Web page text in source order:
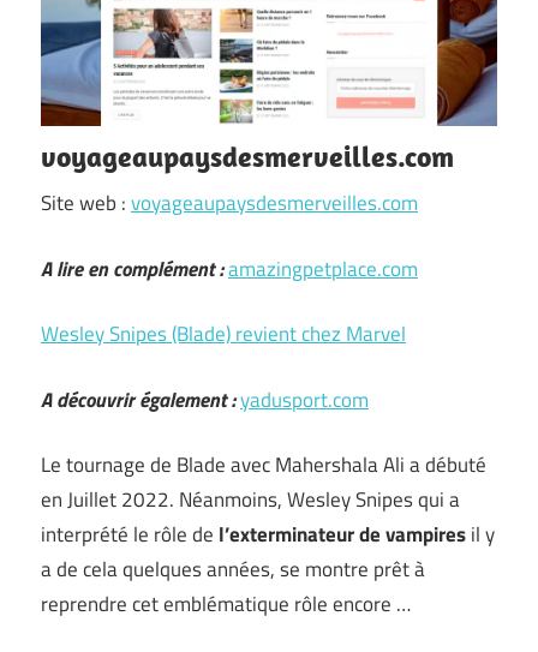
voyageaupaysdesmerveilles.com
Site web :voyageaupaysdesmerveilles.com
A lire en complément :amazingpetplace.com
Wesley Snipes (Blade) revient chez Marvel
A découvrir également :yadusport.com
Le tournage de Blade avec Mahershala Ali a débuté
en Juillet 2022. Néanmoins, Wesley Snipes qui a
interprété le rôle de l’exterminateur de vampiresil y
a de cela quelques années, se montre prêt à
reprendre cet emblématique rôle encore …